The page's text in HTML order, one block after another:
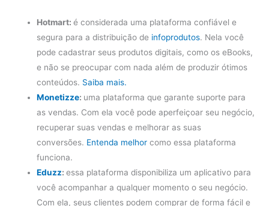
Hotmart:é considerada uma plataforma confiável e
segura para a distribuição de infoprodutos. Nela você
pode cadastrar seus produtos digitais, como os eBooks,
e não se preocupar com nada além de produzir ótimos
conteúdos. Saiba mais.
Monetizze: uma plataforma que garante suporte para
as vendas. Com ela você pode aperfeiçoar seu negócio,
recuperar suas vendas e melhorar as suas
conversões. Entenda melhor como essa plataforma
funciona.
Eduzz:essa plataforma disponibiliza um aplicativo para
você acompanhar a qualquer momento o seu negócio.
Com ela, seus clientes podem comprar de forma fácil e